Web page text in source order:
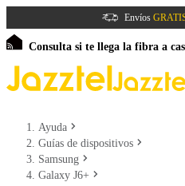
Envíos
Consulta si te llega la fibra a
Ayuda
Guías de dispositivos
Samsung
Galaxy J6+